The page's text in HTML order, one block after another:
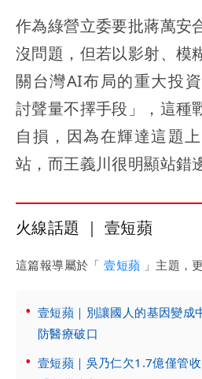
作為綠營立委要批蔣萬安
沒問題，但若以影射、模
關台灣AI布局的重大投
討聲量不擇手段」，這種
自損，因為在輝達這題
站，而王義川很明顯站錯
火線話題 ｜ 壹短蘋
這篇報導屬於「壹短蘋 」主題，
壹短蘋｜別讓國人的基因變
防醫療破口
壹短蘋｜吳乃仁欠1.7億僅管